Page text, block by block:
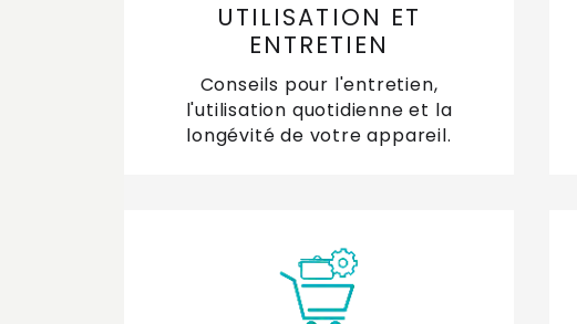
UTILISATION ET
ENTRETIEN
Conseils pour l'entretien,
l'utilisation quotidienne et la
longévité de votre appareil.